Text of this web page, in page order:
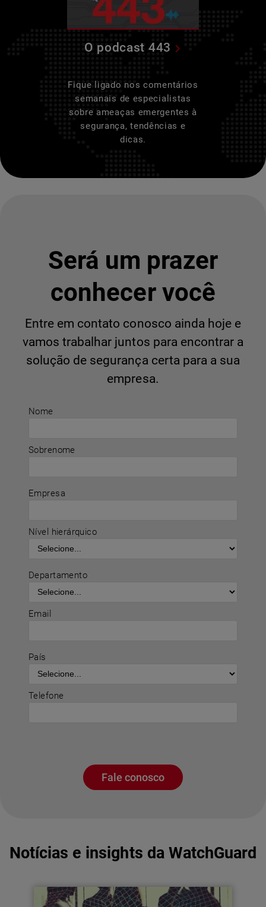
O podcast 443
Fique ligado nos comentários
semanais de especialistas
sobre ameaças emergentes à
segurança, tendências e
dicas.
Nome
Sobrenome
Empresa
Nível hierárquico
Departamento
Email
País
Telefone
Fale conosco
Será um prazer
conhecer você
Entre em contato conosco ainda hoje e
vamos trabalhar juntos para encontrar a
solução de segurança certa para a sua
empresa.
Notícias e insights da WatchGuard